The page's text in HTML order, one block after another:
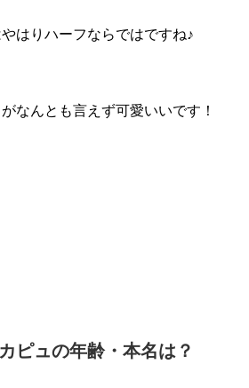
はりハーフならではですね♪
なんとも言えず可愛いいです！
ピュの年齢・本名は？